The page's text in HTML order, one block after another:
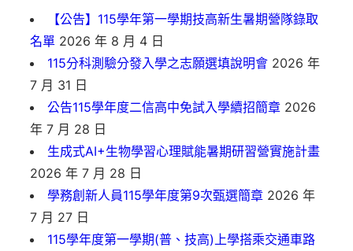
【公告】115學年第一學期技高新生暑期營隊錄取
名單 2026 年 8 月 4 日
115分科測驗分發入學之志願選填說明會 2026 年
7 月 31 日
公告115學年度二信高中免試入學續招簡章 2026
年 7 月 28 日
生成式AI+生物學習心理賦能暑期研習營實施計畫
2026 年 7 月 28 日
學務創新人員115學年度第9次甄選簡章 2026 年
7 月 27 日
115學年度第一學期(普、技高)上學搭乘交通車路